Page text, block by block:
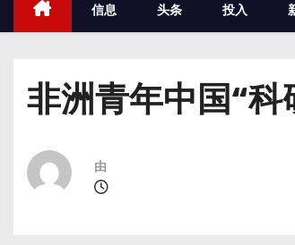
信息 头条 投入
非洲青年中国“
由